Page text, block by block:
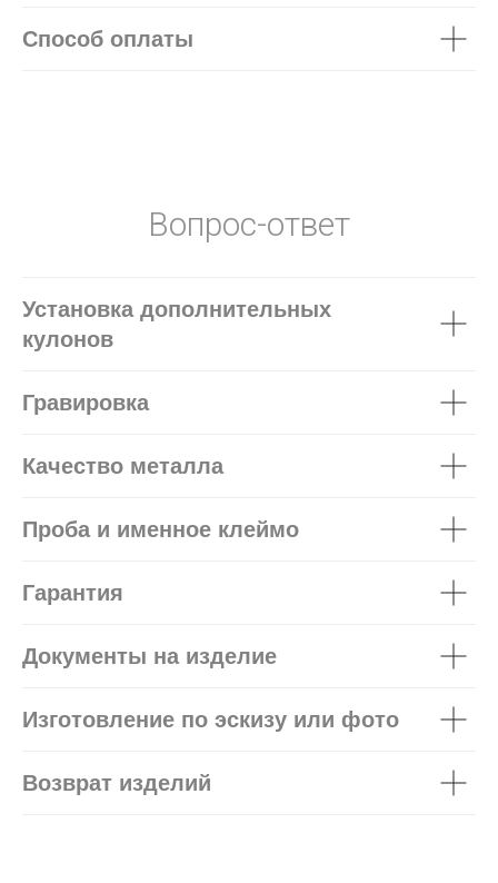
Способ оплаты
Вопрос-ответ
Установка дополнительных
кулонов
Гравировка
Качество металла
Проба и именное клеймо
Гарантия
Документы на изделие
Изготовление по эскизу или фото
Возврат изделий